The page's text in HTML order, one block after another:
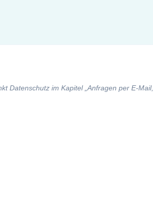
Datenschutz im Kapitel „Anfragen per E-Mail,